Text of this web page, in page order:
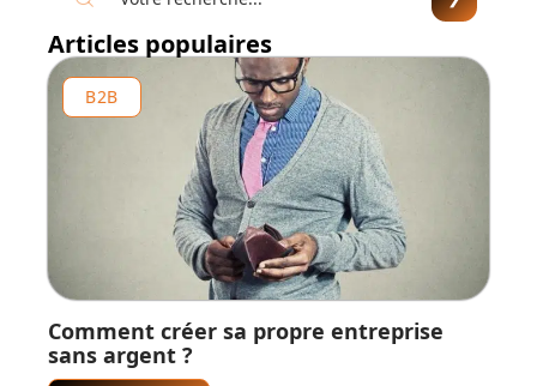
Articles populaires
B2B
Comment créer sa propre entreprise
sans argent ?